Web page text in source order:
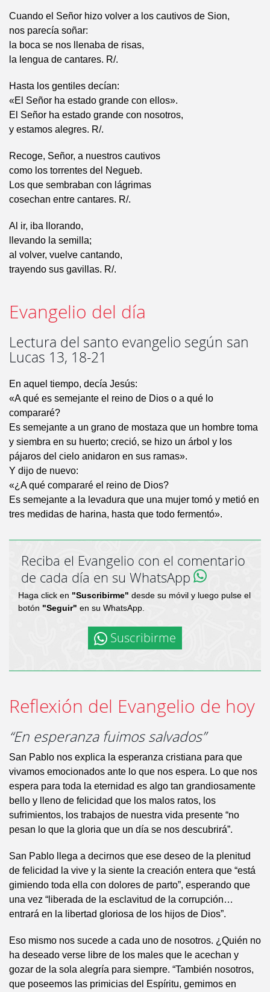
Cuando el Señor hizo volver a los cautivos de Sion,
nos parecía soñar:
la boca se nos llenaba de risas,
la lengua de cantares. R/.
Hasta los gentiles decían:
«El Señor ha estado grande con ellos».
El Señor ha estado grande con nosotros,
y estamos alegres. R/.
Recoge, Señor, a nuestros cautivos
como los torrentes del Negueb.
Los que sembraban con lágrimas
cosechan entre cantares. R/.
Al ir, iba llorando,
llevando la semilla;
al volver, vuelve cantando,
trayendo sus gavillas. R/.
Evangelio del día
Lectura del santo evangelio según san
Lucas 13, 18-21
En aquel tiempo, decía Jesús:
«A qué es semejante el reino de Dios o a qué lo
compararé?
Es semejante a un grano de mostaza que un hombre toma
y siembra en su huerto; creció, se hizo un árbol y los
pájaros del cielo anidaron en sus ramas».
Y dijo de nuevo:
«¿A qué compararé el reino de Dios?
Es semejante a la levadura que una mujer tomó y metió en
tres medidas de harina, hasta que todo fermentó».
Reciba el Evangelio con el comentario
de cada día en su WhatsApp
Haga click en "Suscribirme" desde su móvil y luego pulse el
botón "Seguir" en su WhatsApp.
Suscribirme
Reflexión del Evangelio de hoy
“En esperanza fuimos salvados”
San Pablo nos explica la esperanza cristiana para que
vivamos emocionados ante lo que nos espera. Lo que nos
espera para toda la eternidad es algo tan grandiosamente
bello y lleno de felicidad que los malos ratos, los
sufrimientos, los trabajos de nuestra vida presente “no
pesan lo que la gloria que un día se nos descubrirá”.
San Pablo llega a decirnos que ese deseo de la plenitud
de felicidad la vive y la siente la creación entera que “está
gimiendo toda ella con dolores de parto”, esperando que
una vez “liberada de la esclavitud de la corrupción…
entrará en la libertad gloriosa de los hijos de Dios”.
Eso mismo nos sucede a cada uno de nosotros. ¿Quién no
ha deseado verse libre de los males que le acechan y
gozar de la sola alegría para siempre. “También nosotros,
que poseemos las primicias del Espíritu, gemimos en